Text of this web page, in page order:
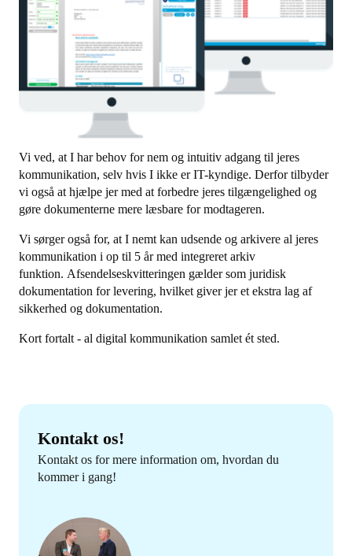
Vi ved, at I har behov for nem og intuitiv adgang til jeres
kommunikation, selv hvis I ikke er IT-kyndige. Derfor tilbyder
vi også at hjælpe jer med at forbedre jeres tilgængelighed og
gøre dokumenterne mere læsbare for modtageren.
Vi sørger også for, at I nemt kan udsende og arkivere al jeres
kommunikation i op til 5 år med integreret arkiv
funktion. Afsendelseskvitteringen gælder som juridisk
dokumentation for levering, hvilket giver jer et ekstra lag af
sikkerhed og dokumentation.
Kort fortalt - al digital kommunikation samlet ét sted.
Kontakt os!
Kontakt os for mere information om, hvordan du
kommer i gang!